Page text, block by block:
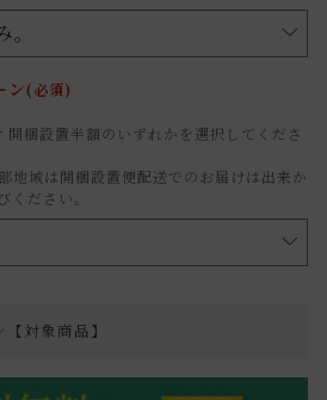
ン(必須)
梱設置半額のいずれかを選択してくださ
地域は開梱設置便配送でのお届けは出来か
ください。
対象商品】